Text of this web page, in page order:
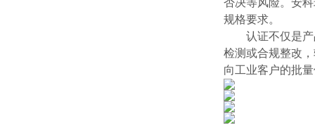
否决等风险。安
规格要求。
认证不仅是
检测或合规整改
向工业客户的批